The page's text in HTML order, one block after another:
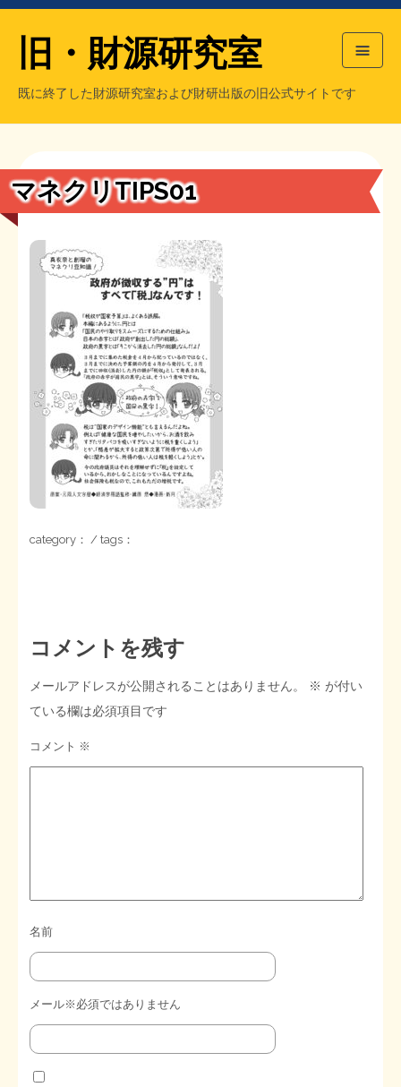
【国の、本当の】財源チラシ／旧・財源研究室
シン財源はあなたです／合同誌／旧・サブカル分室
日本経済を解説するヤンキー／MIHANAマンガ／旧・財研出版
もっと知りたい方へ
マネクリ戦士 RED & BLACK
MMTの学習資料
STOPインボイス作品集
たかの経世済民イラスト集
旧・財源研究室
既に終了した財源研究室および財研出版の旧公式サイトです
旧・財源研究室について
旧・財研出版について
マネクリTIPS01
category： / tags：
コメントを残す
メールアドレスが公開されることはありません。 ※ が付い
ている欄は必須項目です
コメント ※
名前
メール※必須ではありません